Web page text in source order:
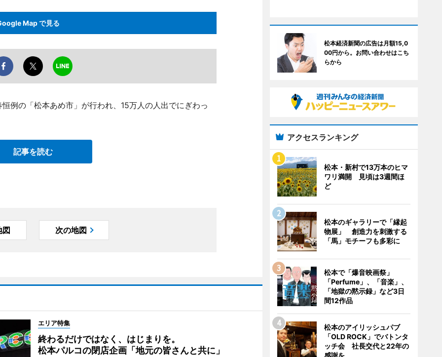
Map で見る
例の「松本あめ市」が行われ、15万人の人出でにぎわっ
記事を読む
図 次の地図
エリア特集
終わるだけではなく、はじまりを。
松本パルコの閉店企画「地元の皆さんと共に」
松本経済新聞の広告は月額15,0
00円から。お問い合わせはこち
らから
アクセスランキング
松本・新村で13万本のヒマ
ワリ満開 見頃は3週間ほ
ど
松本のギャラリーで「縁起
物展」 創造力を刺激する
「馬」モチーフも多彩に
松本で「爆音映画祭」
「Perfume」、「音楽」、
「地獄の黙示録」など3日
間12作品
松本のアイリッシュパブ
「OLD ROCK」でバトンタ
ッチ会 社長交代と22年の
感謝を